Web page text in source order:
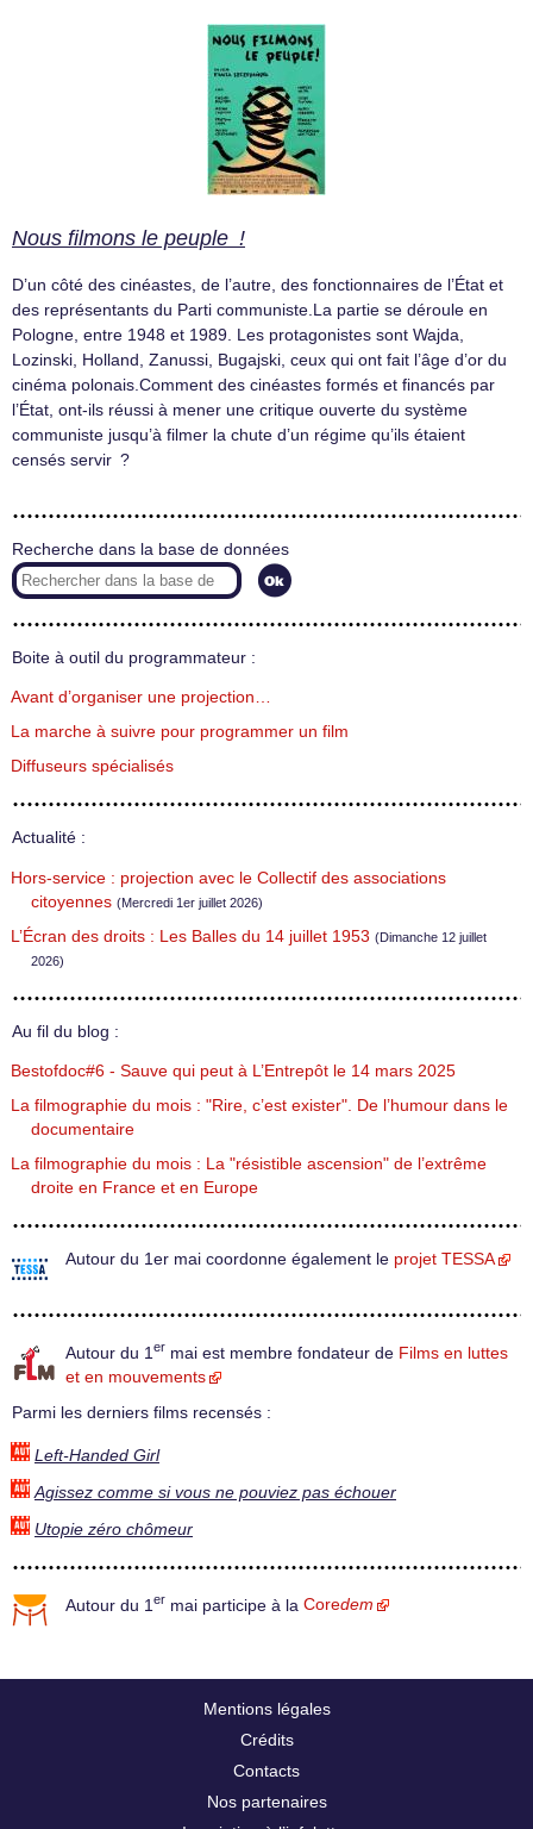
Nous filmons le peuple !
D’un côté des cinéastes, de l’autre, des fonctionnaires de l’État et
des représentants du Parti communiste.La partie se déroule en
Pologne, entre 1948 et 1989. Les protagonistes sont Wajda,
Lozinski, Holland, Zanussi, Bugajski, ceux qui ont fait l’âge d’or du
cinéma polonais.Comment des cinéastes formés et financés par
l’État, ont-ils réussi à mener une critique ouverte du système
communiste jusqu’à filmer la chute d’un régime qu’ils étaient
censés servir ?
Recherche dans la base de données
Boite à outil du programmateur :
Avant d’organiser une projection…
La marche à suivre pour programmer un film
Diffuseurs spécialisés
Actualité :
Hors-service : projection avec le Collectif des associations
citoyennes (Mercredi 1er juillet 2026)
L’Écran des droits : Les Balles du 14 juillet 1953 (Dimanche 12 juillet
2026)
Au fil du blog :
Bestofdoc#6 - Sauve qui peut à L’Entrepôt le 14 mars 2025
La filmographie du mois : "Rire, c’est exister". De l’humour dans le
documentaire
La filmographie du mois : La "résistible ascension" de l’extrême
droite en France et en Europe
Autour du 1er mai coordonne également le projet TESSA
Autour du 1 er mai est membre fondateur de Films en luttes
et en mouvements
Parmi les derniers films recensés :
Left-Handed Girl
Agissez comme si vous ne pouviez pas échouer
Utopie zéro chômeur
Autour du 1 er mai participe à la Coredem
Mentions légales
Crédits
Contacts
Nos partenaires